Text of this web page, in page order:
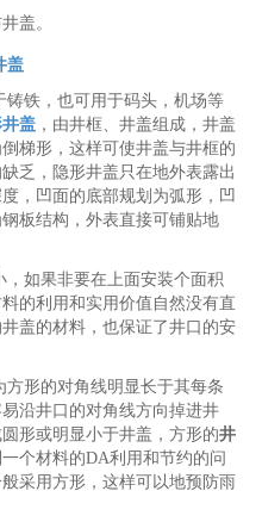
盖。
盖
铁，也可用于码头，机场等
盖，由井框、井盖组成，井盖
梯形，这样可使井盖与井框的
乏，隐形井盖只在地外表露出
，凹面的底部规划为弧形，凹
板结构，外表直接可铺贴地
如果非要在上面安装个面积
的利用和实用价值自然没有直
盖的材料，也保证了井口的安
形的对角线明显长于其每条
沿井口的对角线方向掉进井
形或明显小于井盖，方形的井
个材料的DA利用和节约的问
采用方形，这样可以地预防雨